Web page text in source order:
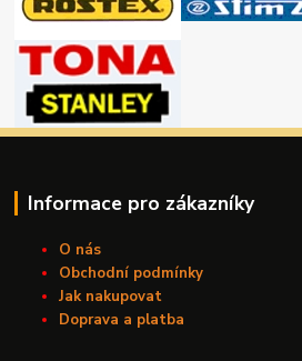
Informace pro zákazníky
O nás
Obchodní podmínky
Jak nakupovat
Doprava a platba